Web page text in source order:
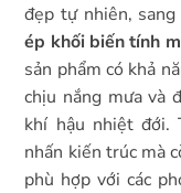
đẹp tự nhiên,
ép khối biến tính
sản phẩm có khả
chịu nắng mưa và
khí hậu nhiệt đới.
nhấn kiến trúc mà
phù hợp với các